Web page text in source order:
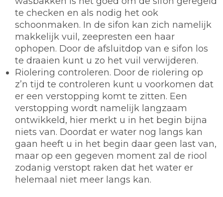
te checken en als nodig het ook
schoonmaken. In de sifon kan zich namelijk
makkelijk vuil, zeepresten een haar
ophopen. Door de afsluitdop van e sifon los
te draaien kunt u zo het vuil verwijderen.
Riolering controleren. Door de riolering op
z’n tijd te controleren kunt u voorkomen dat
er een verstopping komt te zitten. Een
verstopping wordt namelijk langzaam
ontwikkeld, hier merkt u in het begin bijna
niets van. Doordat er water nog langs kan
gaan heeft u in het begin daar geen last van,
maar op een gegeven moment zal de riool
zodanig verstopt raken dat het water er
helemaal niet meer langs kan.